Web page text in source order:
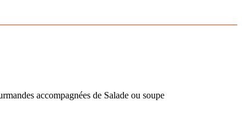
accompagnées de Salade ou soupe